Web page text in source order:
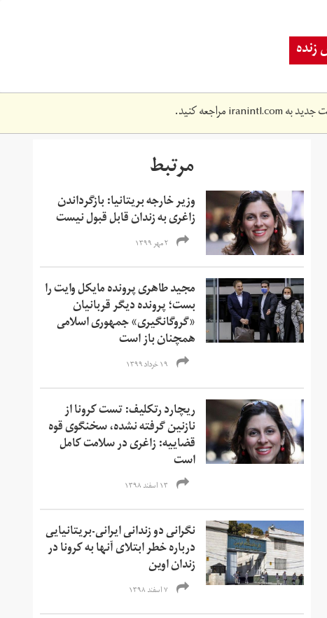
جدید بهiranintl.comمراجعه کنید.
مرتبط
وزیر خارجه بریتانیا: بازگرداندن
زاغری به زندان قابل قبول نیست
۲ مهر ۱۳۹۹
مجید طاهری پرونده مایکل وایت را
بست؛ پرونده دیگر قربانیان
«گروگانگیری» جمهوری اسلامی
همچنان باز است
۱۹ خرداد ۱۳۹۹
ریچارد رتکلیف: تست کرونا از
نازنین گرفته نشده، سخنگوی قوه
قضاییه: زاغری در سلامت کامل
است
۱۳ اسفند ۱۳۹۸
نگرانی دو زندانی ایرانی-بریتانیایی
درباره خطر ابتلای آنها به کرونا در
زندان اوین
۷ اسفند ۱۳۹۸